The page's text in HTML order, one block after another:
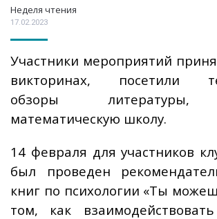
Неделя чтения
17.02.2023
Участники мероприятий
викторинах, посетили
обзоры литературы,
математическую школу.
14 февраля для участников
был проведен
книг по психологии «Ты
том, как